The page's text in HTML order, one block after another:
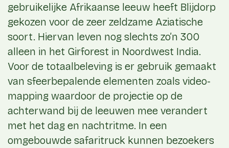
gebruikelijke Afrikaanse leeuw heeft Blijdorp
gekozen voor de zeer zeldzame Aziatische
soort. Hiervan leven nog slechts zo’n 300
alleen in het Girforest in Noordwest India.
Voor de totaalbeleving is er gebruik gemaakt
van sfeerbepalende elementen zoals video-
mapping waardoor de projectie op de
achterwand bij de leeuwen mee verandert
met het dag en nachtritme. In een
omgebouwde safaritruck kunnen bezoekers